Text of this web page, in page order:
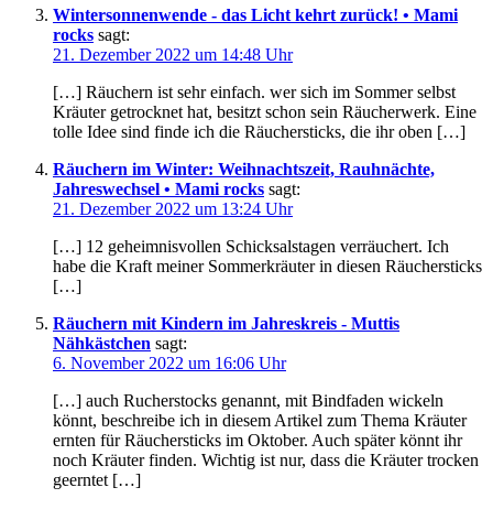
Wintersonnenwende - das Licht kehrt zurück! • Mami
rocks sagt:
21. Dezember 2022 um 14:48 Uhr
[…] Räuchern ist sehr einfach. wer sich im Sommer selbst
Kräuter getrocknet hat, besitzt schon sein Räucherwerk. Eine
tolle Idee sind finde ich die Räuchersticks, die ihr oben […]
Räuchern im Winter: Weihnachtszeit, Rauhnächte,
Jahreswechsel • Mami rocks sagt:
21. Dezember 2022 um 13:24 Uhr
[…] 12 geheimnisvollen Schicksalstagen verräuchert. Ich
habe die Kraft meiner Sommerkräuter in diesen Räuchersticks
[…]
Räuchern mit Kindern im Jahreskreis - Muttis
Nähkästchen sagt:
6. November 2022 um 16:06 Uhr
[…] auch Rucherstocks genannt, mit Bindfaden wickeln
könnt, beschreibe ich in diesem Artikel zum Thema Kräuter
ernten für Räuchersticks im Oktober. Auch später könnt ihr
noch Kräuter finden. Wichtig ist nur, dass die Kräuter trocken
geerntet […]